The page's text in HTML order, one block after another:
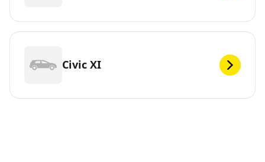
Civic XI